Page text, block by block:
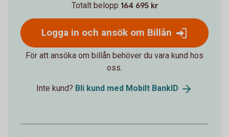
Totalt belopp 164 695 kr
Logga in och ansök om Billån
För att ansöka om billån behöver du vara kund hos
oss.
Inte kund? Bli kund med Mobilt BankID